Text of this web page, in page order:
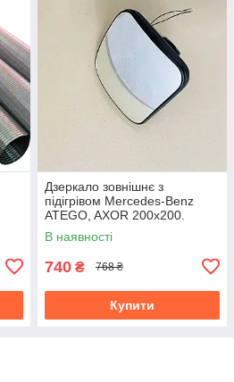
Дзеркало зовнішнє з
підігрівом Mercedes-Benz
ATEGO, AXOR 200x200.
LL01-10-010H
В наявності
740 ₴ 768 ₴
Купити